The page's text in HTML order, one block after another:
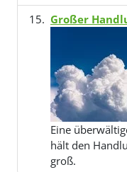
Großer
Eine
hält den
groß.